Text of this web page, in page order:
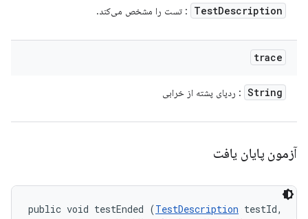
TestDescription : تست را مشخص می‌کند.
trace
String : ردپای پشته از خرابی
آزمون پایان یافت
public void testEnded (TestDescription testId,